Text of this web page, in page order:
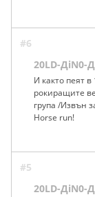
#6
20LD-ДiN0-
И както пеят
рокиращите
група /Извън
Horse run!
#5
20LD-ДiN0-